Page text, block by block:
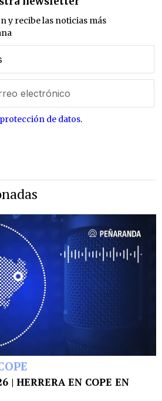
y recibe las noticias más
protección de datos.
| HERRERA EN COPE EN